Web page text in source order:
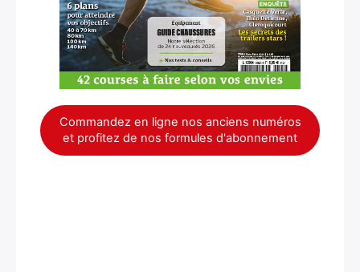
Commandez en ligne nos anciens numéros
et profitez de nos formules d'abonnement×